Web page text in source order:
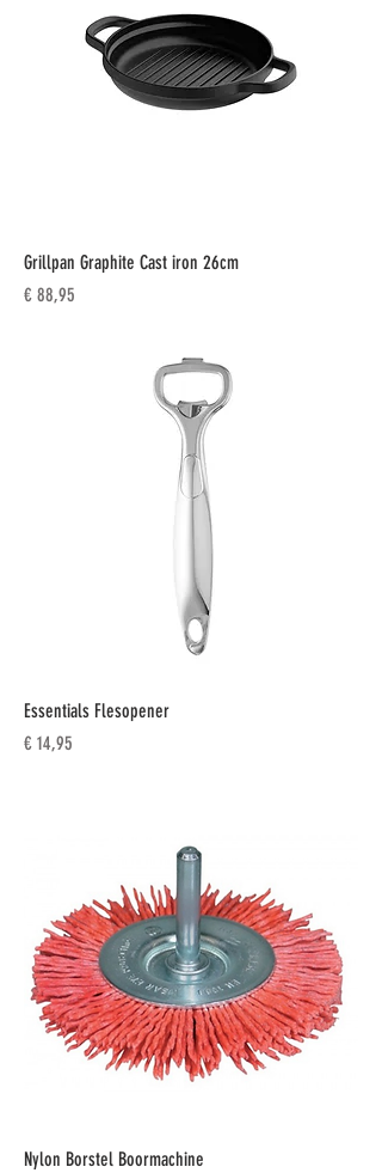
Grillpan Graphite Cast iron 26cm
Prijs
€ 88,95
Essentials Flesopener
Prijs
€ 14,95
Nylon Borstel Boormachine